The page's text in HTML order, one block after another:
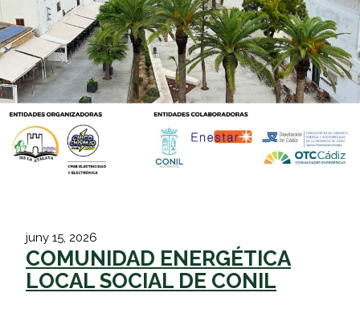
juny 15, 2026
COMUNIDAD ENERGÉTICA
LOCAL SOCIAL DE CONIL